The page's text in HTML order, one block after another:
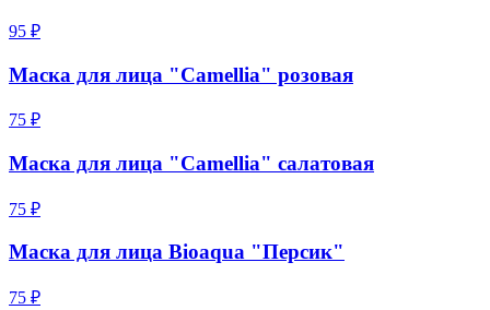
95 ₽
Маска для лица "Camellia" розовая
75 ₽
Маска для лица "Camellia" салатовая
75 ₽
Маска для лица Bioaqua "Персик"
75 ₽